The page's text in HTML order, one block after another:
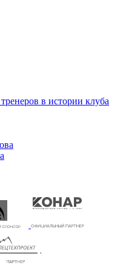
в истории клуба